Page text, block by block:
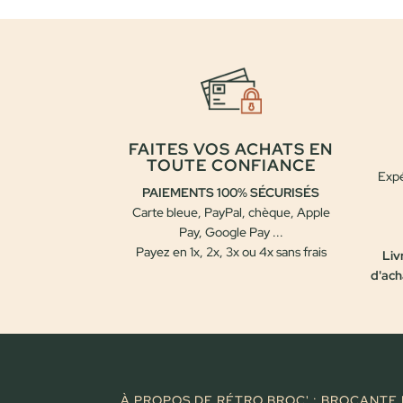
FAITES VOS ACHATS EN
TOUTE CONFIANCE
PAIEMENTS 100% SÉCURISÉS
Carte bleue, PayPal, chèque, Apple
Pay, Google Pay ...
Payez en 1x, 2x, 3x ou 4x sans frais